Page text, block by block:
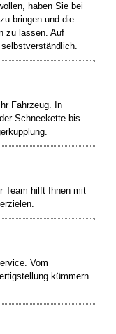
haben Sie bei
bringen und die
zu lassen. Auf
Fahrzeug. In
Schneekette bis
Team hilft Ihnen mit
Vom
kümmern